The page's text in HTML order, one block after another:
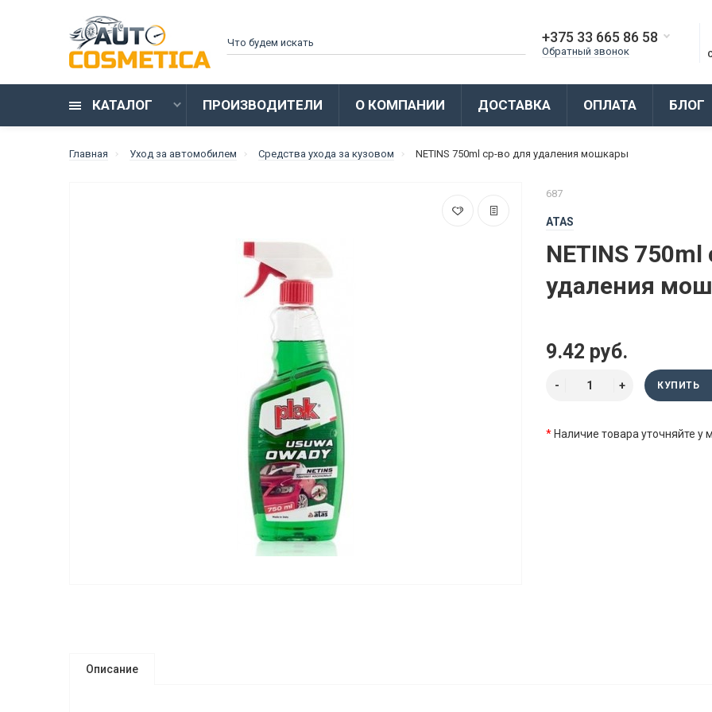
+375 33 665 86 58
Обратный звонок
КАТАЛОГ ПРОИЗВОДИТЕЛИ О КОМПАНИИ ДОСТАВКА ОПЛАТА БЛОГ
Главная Уход за автомобилем Средства ухода за кузовом NETINS 750ml ср-во для удаления мошкары
687
ATAS
NETINS
удаления
9.42 руб.
КУПИТЬ
* Наличие товара уточняйте у
Описание